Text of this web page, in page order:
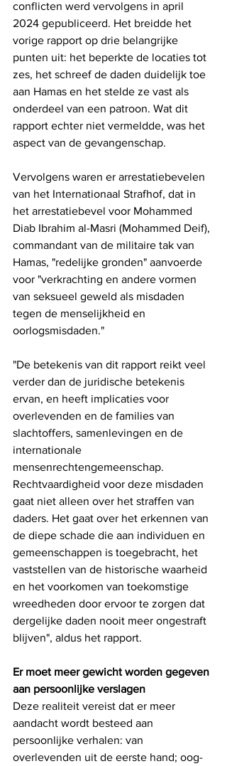
conflicten werd vervolgens in april
2024 gepubliceerd. Het breidde het
vorige rapport op drie belangrijke
punten uit: het beperkte de locaties tot
zes, het schreef de daden duidelijk toe
aan Hamas en het stelde ze vast als
onderdeel van een patroon. Wat dit
rapport echter niet vermeldde, was het
aspect van de gevangenschap.
Vervolgens waren er arrestatiebevelen
van het Internationaal Strafhof, dat in
het arrestatiebevel voor Mohammed
Diab Ibrahim al-Masri (Mohammed Deif),
commandant van de militaire tak van
Hamas, "redelijke gronden" aanvoerde
voor "verkrachting en andere vormen
van seksueel geweld als misdaden
tegen de menselijkheid en
oorlogsmisdaden."
"De betekenis van dit rapport reikt veel
verder dan de juridische betekenis
ervan, en heeft implicaties voor
overlevenden en de families van
slachtoffers, samenlevingen en de
internationale
mensenrechtengemeenschap.
Rechtvaardigheid voor deze misdaden
gaat niet alleen over het straffen van
daders. Het gaat over het erkennen van
de diepe schade die aan individuen en
gemeenschappen is toegebracht, het
vaststellen van de historische waarheid
en het voorkomen van toekomstige
wreedheden door ervoor te zorgen dat
dergelijke daden nooit meer ongestraft
blijven", aldus het rapport.
Er moet meer gewicht worden gegeven
aan persoonlijke verslagen
Deze realiteit vereist dat er meer
aandacht wordt besteed aan
persoonlijke verhalen: van
overlevenden uit de eerste hand; oog-